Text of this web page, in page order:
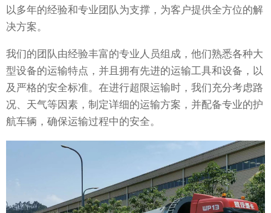
以多年的经验和专业团队为支撑，为客户提供全方位的解
决方案。
我们的团队由经验丰富的专业人员组成，他们熟悉各种大
型设备的运输特点，并且拥有先进的运输工具和设备，以
及严格的安全标准。在进行超限运输时，我们充分考虑路
况、天气等因素，制定详细的运输方案，并配备专业的护
航车辆，确保运输过程中的安全。